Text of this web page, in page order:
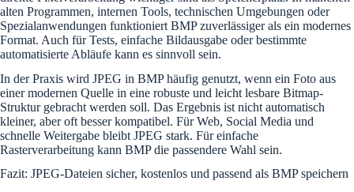
alten Programmen, internen Tools, technischen Umgebungen oder
Spezialanwendungen funktioniert BMP zuverlässiger als ein modernes
Format. Auch für Tests, einfache Bildausgabe oder bestimmte
automatisierte Abläufe kann es sinnvoll sein.
In der Praxis wird JPEG in BMP häufig genutzt, wenn ein Foto aus
einer modernen Quelle in eine robuste und leicht lesbare Bitmap-
Struktur gebracht werden soll. Das Ergebnis ist nicht automatisch
kleiner, aber oft besser kompatibel. Für Web, Social Media und
schnelle Weitergabe bleibt JPEG stark. Für einfache
Rasterverarbeitung kann BMP die passendere Wahl sein.
Fazit: JPEG-Dateien sicher, kostenlos und passend als BMP speichern